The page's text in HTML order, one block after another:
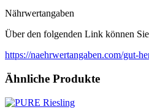
Nährwertangaben
Über den folgenden Link können
https://naehrwertangaben.com/gut-
Ähnliche Produkte